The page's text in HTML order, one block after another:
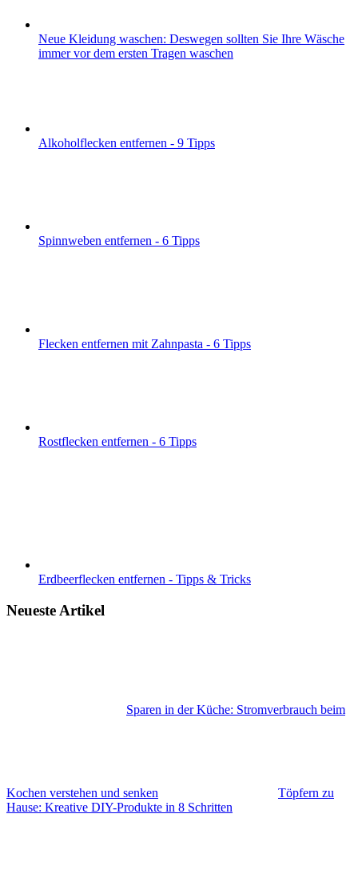
Neue Kleidung waschen: Deswegen sollten Sie Ihre Wäsche
immer vor dem ersten Tragen waschen
Alkoholflecken entfernen - 9 Tipps
Spinnweben entfernen - 6 Tipps
Flecken entfernen mit Zahnpasta - 6 Tipps
Rostflecken entfernen - 6 Tipps
Erdbeerflecken entfernen - Tipps & Tricks
Neueste Artikel
Sparen in der Küche: Stromverbrauch beim
Kochen verstehen und senken
Töpfern zu
Hause: Kreative DIY-Produkte in 8 Schritten